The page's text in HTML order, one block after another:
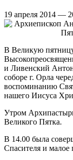
19 апреля 2014 —
В Великую
и Ливенский
соборе г. Орла
воспоминанию
нашего Иисуса
Утром
Великого Пятка.
В 14.00 была
Спасителя и малое